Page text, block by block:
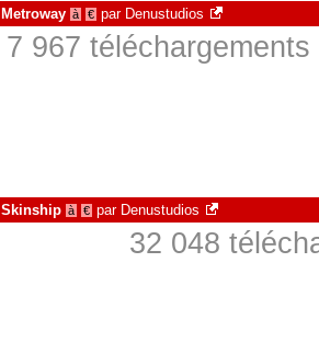
Metroway à € par Denustudios
7 967
Skinship à € par Denustudios
32 048